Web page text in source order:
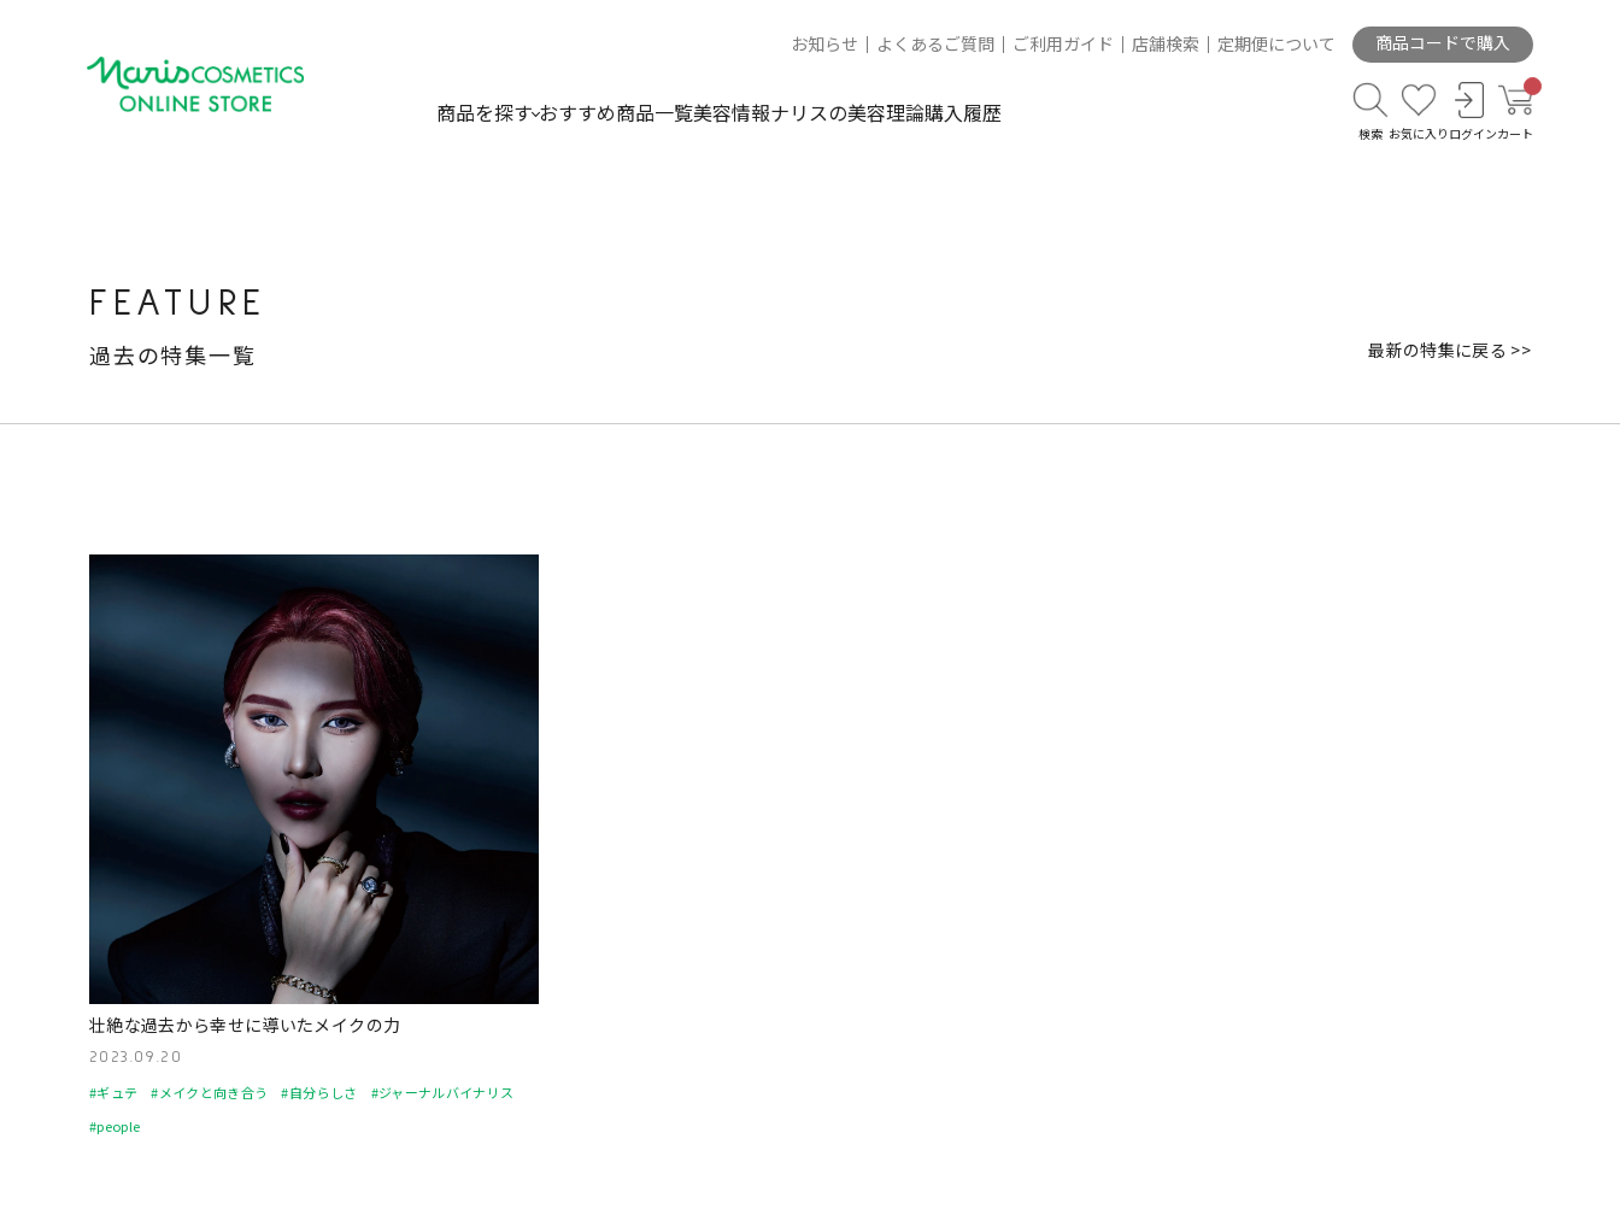
お知らせ よくあるご質問 ご利用ガイド 店舗検索 定期便について 商品コードで購入
商品を探す おすすめ商品一覧美容情報ナリスの美容理論購入履歴
検索 お気に入り ログイン カート
FEATURE
過去の特集一覧 最新の特集に戻る >>
壮絶な過去から幸せに導いたメイクの力
2023.09.20
#ギュテ #メイクと向き合う #自分らしさ
#ジャーナルバイナリス
#people